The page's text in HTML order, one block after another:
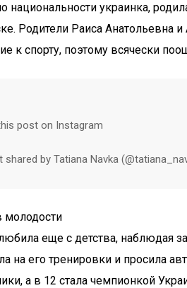
национальности украинка,
Родители Раиса Анатольевна
к спорту, поэтому всячески
post on Instagram
shared by Tatiana Navka
молодости
еще с детства, наблюдая
на его тренировки и просила
а в 12 стала чемпионкой